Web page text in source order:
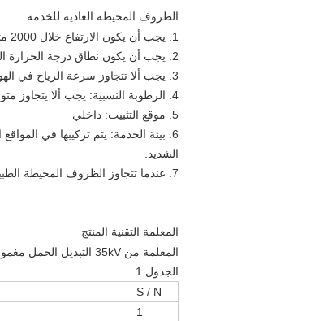
الظروف المحيطة العادية للخدمة:
1. يجب أن يكون الارتفاع خلال 2000 متر
2. يجب أن يكون نطاق درجة الحرارة المحيطة: -40 درجة مئوية ~ + 40 درجة مئوية
3. يجب ألا تتجاوز سرعة الرياح في الهواء الطلق 35 م / ث
4. الرطوبة النسبية: يجب ألا يتجاوز متوسط ​​القيمة اليومية 95٪ ، المتوسط ​​الشهري القيمة 90٪
5. موقع التثبيت: داخلي
6. بيئة الخدمة: يتم تركيبها في
الشديد.
7. عندما تتجاوز الظروف المحيطة الطبيعية المذكورة أعلاه للخدمة ، يمكن للمستخدمين التفاوض معنا لحلها.
المعلمة التقنية المنتج
المعلمة من 35kV التبديل الحمل مغمورة النفط
الجدول 1
S / N
1